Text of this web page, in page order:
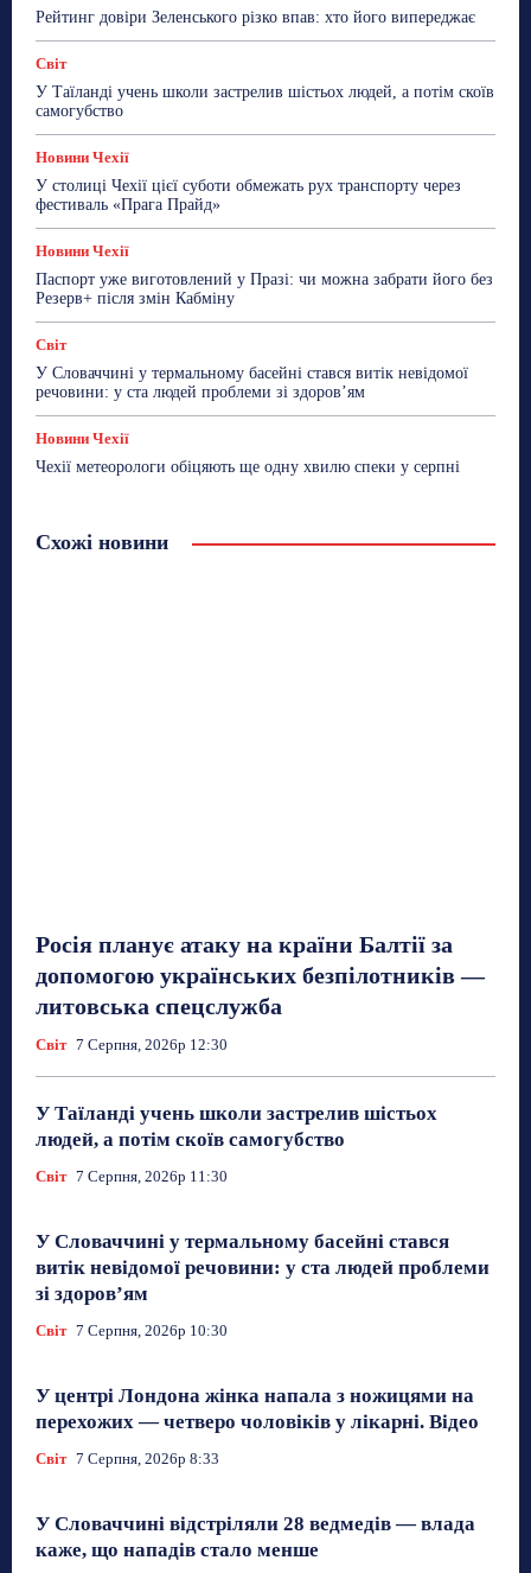
Рейтинг довіри Зеленського різко впав: хто його випереджає
Світ
У Таїланді учень школи застрелив шістьох людей, а потім скоїв
самогубство
Новини Чехії
У столиці Чехії цієї суботи обмежать рух транспорту через
фестиваль «Прага Прайд»
Новини Чехії
Паспорт уже виготовлений у Празі: чи можна забрати його без
Резерв+ після змін Кабміну
Світ
У Словаччині у термальному басейні стався витік невідомої
речовини: у ста людей проблеми зі здоров’ям
Новини Чехії
Чехії метеорологи обіцяють ще одну хвилю спеки у серпні
Схожі новини
Росія планує атаку на країни Балтії за
допомогою українських безпілотників —
литовська спецслужба
Світ 7 Серпня, 2026р 12:30
У Таїланді учень школи застрелив шістьох
людей, а потім скоїв самогубство
Світ 7 Серпня, 2026р 11:30
У Словаччині у термальному басейні стався
витік невідомої речовини: у ста людей проблеми
зі здоров’ям
Світ 7 Серпня, 2026р 10:30
У центрі Лондона жінка напала з ножицями на
перехожих — четверо чоловіків у лікарні. Відео
Світ 7 Серпня, 2026р 8:33
У Словаччині відстріляли 28 ведмедів — влада
каже, що нападів стало менше